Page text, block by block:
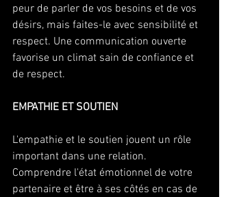
peur de parler de vos besoins et de vos
désirs, mais faites-le avec sensibilité et
respect. Une communication ouverte
favorise un climat sain de confiance et
de respect.
EMPATHIE ET SOUTIEN
L'empathie et le soutien jouent un rôle
important dans une relation.
Comprendre l'état émotionnel de votre
partenaire et être à ses côtés en cas de